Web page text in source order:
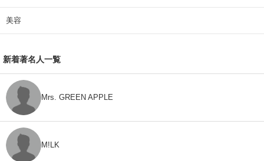
美容
新着著名人一覧
Mrs. GREEN APPLE
M!LK